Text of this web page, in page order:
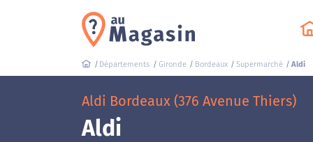
Départements Gironde Bordeaux Supermarché Aldi
Aldi Bordeaux (376 Avenue Thiers)
Aldi